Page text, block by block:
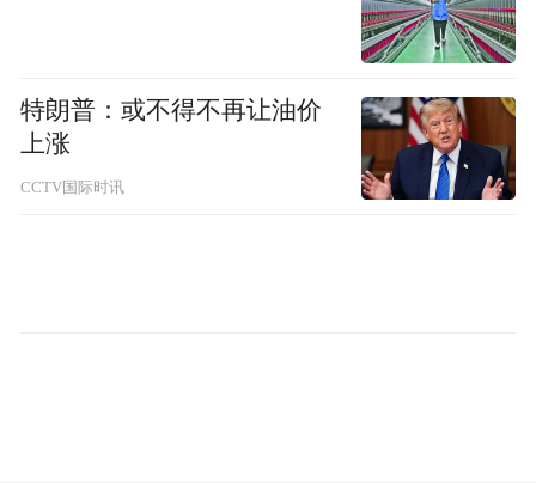
基层各项体育赛事，到护航长春马拉松，再
动践行“金融为民”的初心，在吉林全面振兴
的宏大叙事中，书写着体育与活力相融相通
的崭新篇章。
特朗普：或不得不再让油价
上涨
CCTV国际时讯